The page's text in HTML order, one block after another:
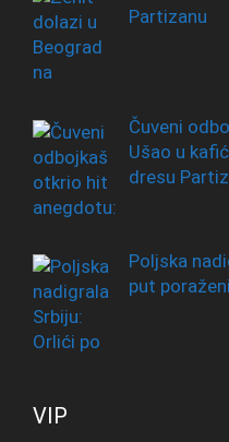
Partizanu
Čuveni
Ušao u
dresu
Poljska
put
VIP